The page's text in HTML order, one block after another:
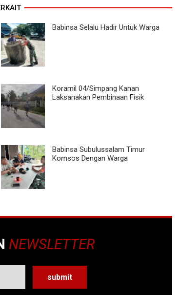
Babinsa Selalu Hadir Untuk Warga
Koramil 04/Simpang Kanan
Laksanakan Pembinaan Fisik
Babinsa Subulussalam Timur
Komsos Dengan Warga
NEWSLETTER